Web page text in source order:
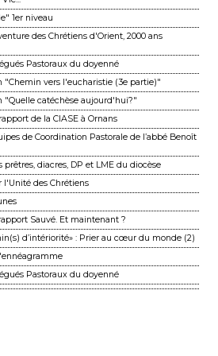
1er niveau
des Chrétiens d'Orient, 2000 ans
Pastoraux du doyenné
"Chemin vers l'eucharistie (3e partie)"
"Quelle catéchèse aujourd'hui?"
de la CIASE à Ornans
de Coordination Pastorale de l’abbé Benoît
diacres, DP et LME du diocèse
l'Unité des Chrétiens
Sauvé. Et maintenant ?
d’intériorité» : Prier au cœur du monde (2)
Pastoraux du doyenné